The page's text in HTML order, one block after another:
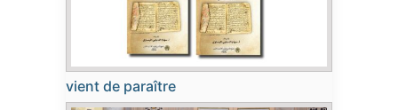
vient de paraître